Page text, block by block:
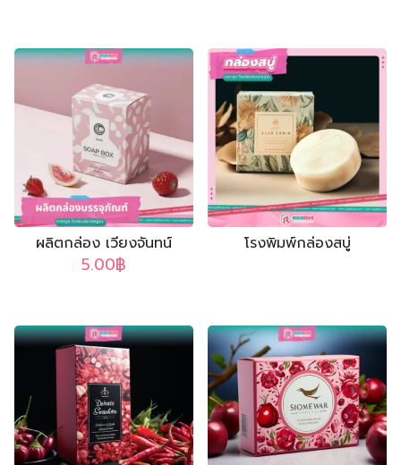
ไม้ก๊อก
กล่องจั่วปัง
กล่องกระดาษแข็ง ฝาครอบ
กล่องฝาครอบมีบ่า
กล่องฝาครอบโชว์บ่า
กล่องฝาเปิดหนังสือ มีแม่เหล็ก
กล่องจั่วปังลิ้นชัก
ผลิตกล่อง เวียงจันทน์
5.00฿
โรงพิมพ์กล่องสบู่